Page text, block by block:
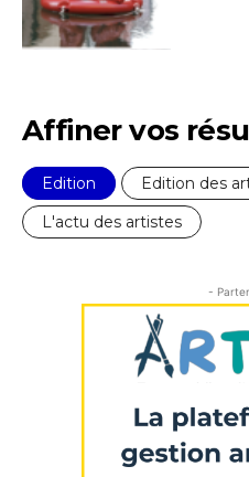
Adresse email*
Prénom
Statut / Organisation
J'accepte lestermes et
Adresse email*
Statut / Organisation
Affiner vos
Edition
Edition des
L'actu des artistes
-